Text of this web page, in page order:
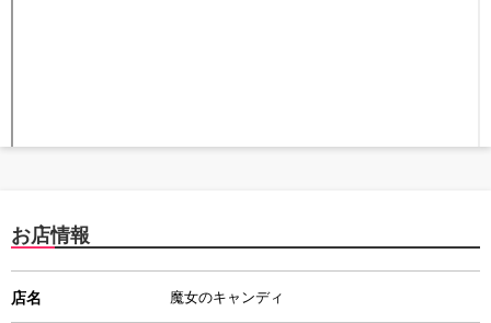
お店情報
店名 魔女のキャンディ